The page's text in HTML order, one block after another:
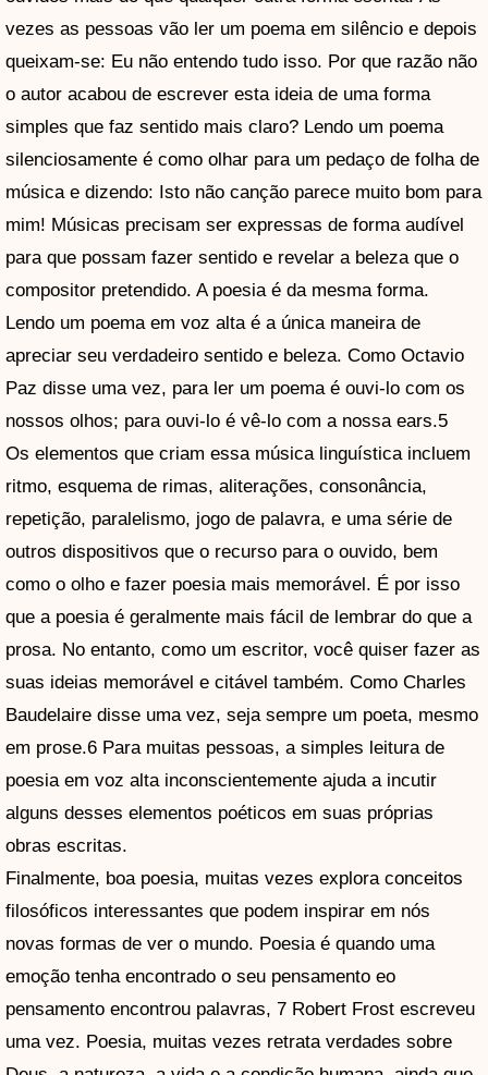
vezes as pessoas vão ler um poema em silêncio e depois
queixam-se: Eu não entendo tudo isso. Por que razão não
o autor acabou de escrever esta ideia de uma forma
simples que faz sentido mais claro? Lendo um poema
silenciosamente é como olhar para um pedaço de folha de
música e dizendo: Isto não canção parece muito bom para
mim! Músicas precisam ser expressas de forma audível
para que possam fazer sentido e revelar a beleza que o
compositor pretendido. A poesia é da mesma forma.
Lendo um poema em voz alta é a única maneira de
apreciar seu verdadeiro sentido e beleza. Como Octavio
Paz disse uma vez, para ler um poema é ouvi-lo com os
nossos olhos; para ouvi-lo é vê-lo com a nossa ears.5
Os elementos que criam essa música linguística incluem
ritmo, esquema de rimas, aliterações, consonância,
repetição, paralelismo, jogo de palavra, e uma série de
outros dispositivos que o recurso para o ouvido, bem
como o olho e fazer poesia mais memorável. É por isso
que a poesia é geralmente mais fácil de lembrar do que a
prosa. No entanto, como um escritor, você quiser fazer as
suas ideias memorável e citável também. Como Charles
Baudelaire disse uma vez, seja sempre um poeta, mesmo
em prose.6 Para muitas pessoas, a simples leitura de
poesia em voz alta inconscientemente ajuda a incutir
alguns desses elementos poéticos em suas próprias
obras escritas.
Finalmente, boa poesia, muitas vezes explora conceitos
filosóficos interessantes que podem inspirar em nós
novas formas de ver o mundo. Poesia é quando uma
emoção tenha encontrado o seu pensamento eo
pensamento encontrou palavras, 7 Robert Frost escreveu
uma vez. Poesia, muitas vezes retrata verdades sobre